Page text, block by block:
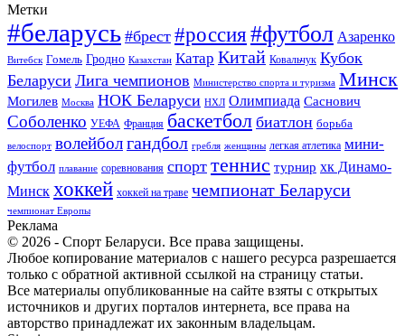
Метки
#беларусь #брест #россия#футбол Азаренко
Витебск Гомель Гродно Казахстан Катар Китай Ковальчук Кубок
Беларуси Лига чемпионов Министерство спорта и туризма Минск
Могилев Москва НОК Беларуси НХЛ Олимпиада Саснович
Соболенко УЕФА Франция баскетбол биатлон борьба
велоспорт волейболгандбол гребля женщины легкая атлетика мини-
футбол плавание соревнования спорт теннис турнир хк Динамо-
Минск хоккей хоккей на траве чемпионат Беларуси
чемпионат Европы
Реклама
© 2026 - Спорт Беларуси. Все права защищены.
Любое копирование материалов с нашего ресурса разрешается
только с обратной активной ссылкой на страницу статьи.
Все материалы опубликованные на сайте взяты с открытых
источников и других порталов интернета, все права на
авторство принадлежат их законным владельцам.